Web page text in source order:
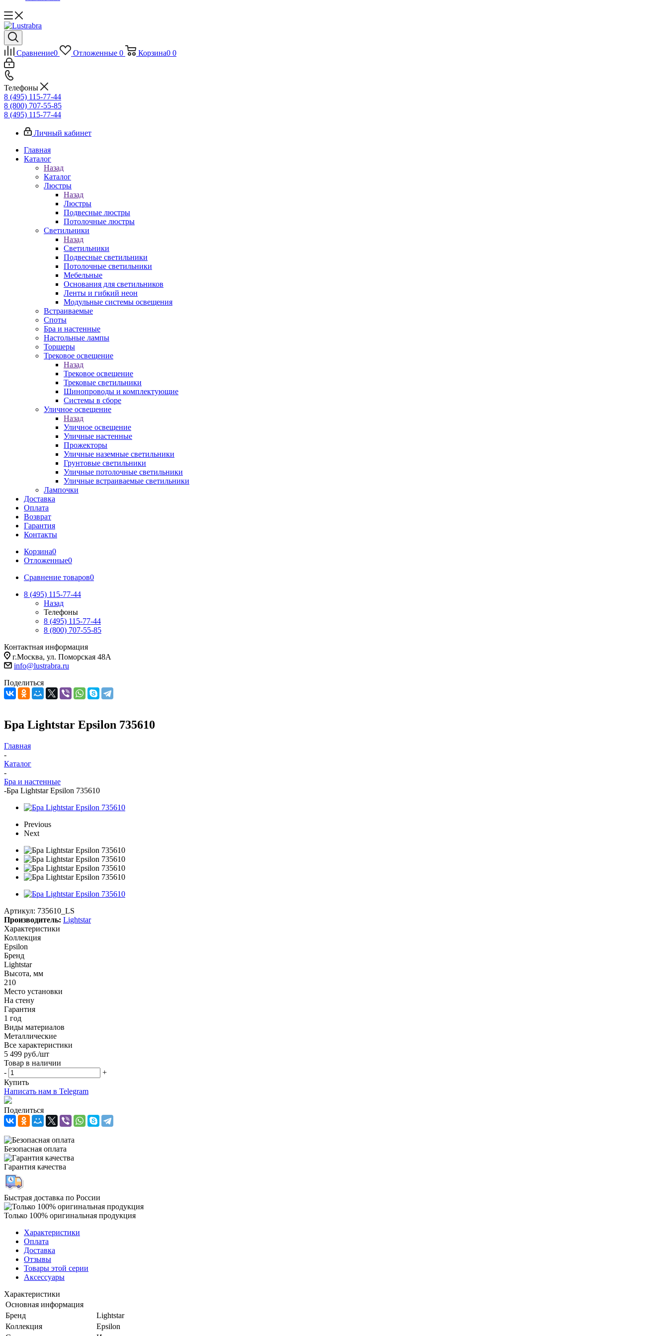
Сравнение0 Отложенные 0 Корзина0 0
Телефоны
8 (495) 115-77-44
8 (800) 707-55-85
8 (495) 115-77-44
Личный кабинет
Главная
Каталог
Назад
Каталог
Люстры
Назад
Люстры
Подвесные люстры
Потолочные люстры
Светильники
Назад
Светильники
Подвесные светильники
Потолочные светильники
Мебельные
Основания для светильников
Ленты и гибкий неон
Модульные системы освещения
Встраиваемые
Споты
Бра и настенные
Настольные лампы
Торшеры
Трековое освещение
Назад
Трековое освещение
Трековые светильники
Шинопроводы и комплектующие
Системы в сборе
Уличное освещение
Назад
Уличное освещение
Уличные настенные
Прожекторы
Уличные наземные светильники
Грунтовые светильники
Уличные потолочные светильники
Уличные встраиваемые светильники
Лампочки
Доставка
Оплата
Возврат
Гарантия
Контакты
Корзина0
Отложенные0
Сравнение товаров0
8 (495) 115-77-44
Назад
Телефоны
8 (495) 115-77-44
8 (800) 707-55-85
Контактная информация
г.Москва, ул. Поморская 48А
info@lustrabra.ru
Поделиться
Бра Lightstar Epsilon 735610
Главная
-
Каталог
-
Бра и настенные
-Бра Lightstar Epsilon 735610
Previous
Next
Артикул: 735610_LS
Производитель: Lightstar
Характеристики
Коллекция
Epsilon
Бренд
Lightstar
Высота, мм
210
Место установки
На стену
Гарантия
1 год
Виды материалов
Металлические
Все характеристики
5 499 руб./шт
Товар в наличии
-
+
Купить
Написать нам в Telegram
Поделиться
Безопасная оплата
Гарантия качества
Быстрая доставка по России
Только 100% оригинальная продукция
Характеристики
Оплата
Доставка
Отзывы
Товары этой серии
Аксессуары
Характеристики
Основная информация
Бренд
Lightstar
Коллекция
Epsilon